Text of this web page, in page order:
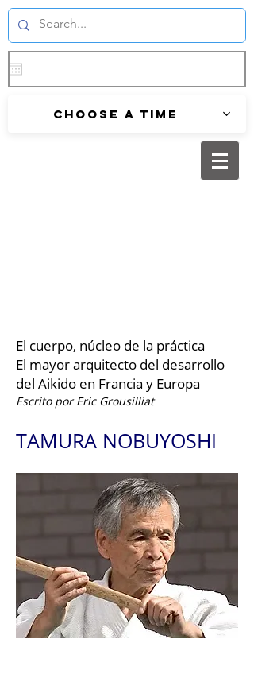
Choose a time
El cuerpo, núcleo de la práctica
El mayor arquitecto del desarrollo
del Aikido en Francia y Europa
Escrito por Eric Grousilliat
TAMURA NOBUYOSHI